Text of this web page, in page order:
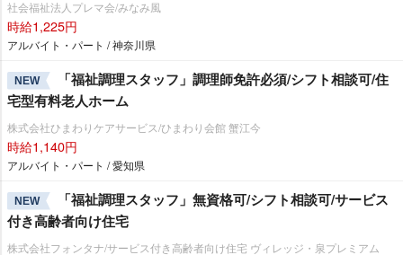
社会福祉法人プレマ会/みなみ風
時給1,225円
アルバイト・パート / 神奈川県
NEW
「福祉調理スタッフ」調理師免許必須/シフト相談可/住
宅型有料老人ホーム
株式会社ひまわりケアサービス/ひまわり会館 蟹江今
時給1,140円
アルバイト・パート / 愛知県
NEW
「福祉調理スタッフ」無資格可/シフト相談可/サービス
付き高齢者向け住宅
株式会社フォンタナ/サービス付き高齢者向け住宅 ヴィレッジ・泉プレミアム